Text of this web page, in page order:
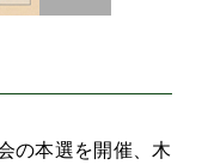
の本選を開催、木